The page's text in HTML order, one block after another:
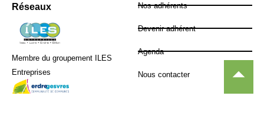
Réseaux
Membre du groupement ILES
Entreprises
Nos adhérents
Devenir adhérent
Agenda
Nous contacter